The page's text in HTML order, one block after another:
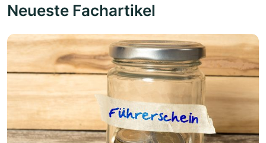
Neueste Fachartikel